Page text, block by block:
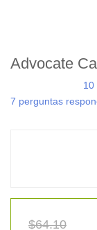
Advocate
10
7 perguntas
$64.10